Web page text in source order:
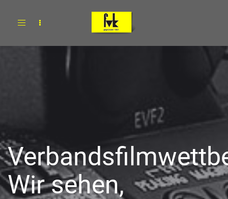
Toggle
Wir sehen,